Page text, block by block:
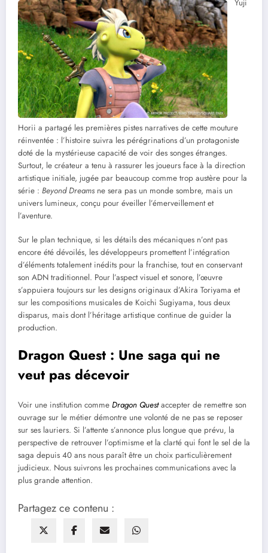
Yuji
Horii a partagé les premières pistes narratives de cette mouture
réinventée : l’histoire suivra les pérégrinations d’un protagoniste
doté de la mystérieuse capacité de voir des songes étranges.
Surtout, le créateur a tenu à rassurer les joueurs face à la direction
artistique initiale, jugée par beaucoup comme trop austère pour la
série : Beyond Dreams ne sera pas un monde sombre, mais un
univers lumineux, conçu pour éveiller l’émerveillement et
l’aventure.
Sur le plan technique, si les détails des mécaniques n’ont pas
encore été dévoilés, les développeurs promettent l’intégration
d’éléments totalement inédits pour la franchise, tout en conservant
son ADN traditionnel. Pour l’aspect visuel et sonore, l’œuvre
s’appuiera toujours sur les designs originaux d’Akira Toriyama et
sur les compositions musicales de Koichi Sugiyama, tous deux
disparus, mais dont l’héritage artistique continue de guider la
production.
Dragon Quest : Une saga qui ne
veut pas décevoir
Voir une institution comme Dragon Questaccepter de remettre son
ouvrage sur le métier démontre une volonté de ne pas se reposer
sur ses lauriers. Si l’attente s’annonce plus longue que prévu, la
perspective de retrouver l’optimisme et la clarté qui font le sel de la
saga depuis 40 ans nous paraît être un choix particulièrement
judicieux. Nous suivrons les prochaines communications avec la
plus grande attention.
Partagez ce contenu :